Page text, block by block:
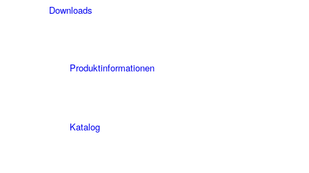
Downloads
Produktinformationen
Katalog